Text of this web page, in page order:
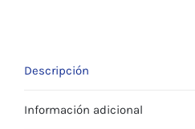
KOREANO
cantidad
Descripción
Información adicional